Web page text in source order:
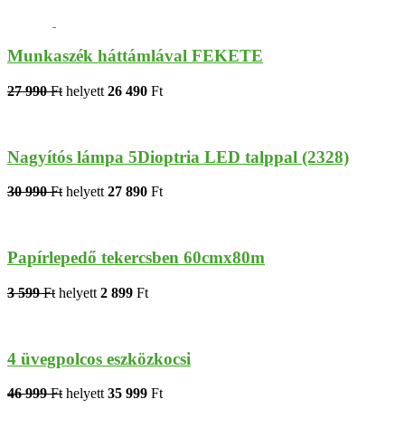
Munkaszék háttámlával FEKETE
27 990 Ft helyett 26 490 Ft
Nagyítós lámpa 5Dioptria LED talppal (2328)
30 990 Ft helyett 27 890 Ft
Papírlepedő tekercsben 60cmx80m
3 599 Ft helyett 2 899 Ft
4 üvegpolcos eszközkocsi
46 999 Ft helyett 35 999 Ft